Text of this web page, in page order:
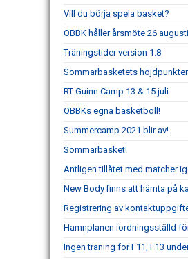
Vill du börja spela basket?
OBBK håller årsmöte 26 augusti
Träningstider version 1.8
Sommarbasketets
RT Guinn Camp 13 & 15 juli
OBBKs egna basketboll!
Summercamp 2021 blir av!
Sommarbasket!
Äntligen tillåtet med matcher
New Body finns att hämta på
Registrering av
Hamnplanen iordningsställd
Ingen träning för F11, F13